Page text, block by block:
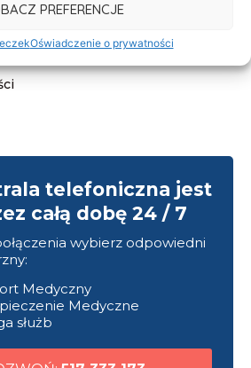
PREFERENCJE
Oświadczenie o prywatności
telefoniczna jest
całą dobę 24 / 7
wybierz odpowiedni
Medyczny
Medyczne
służb